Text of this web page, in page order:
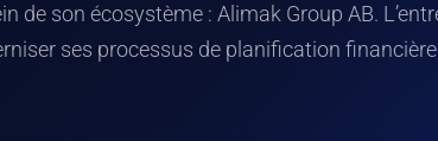
de son écosystème : Alimak Group AB.
ses processus de planification financière